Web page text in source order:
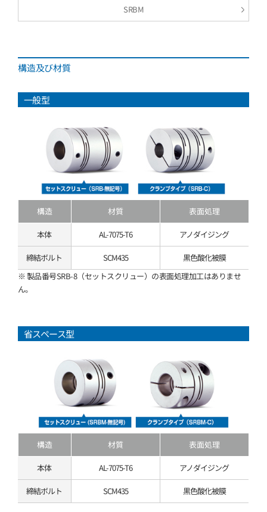
SRBM
構造及び材質
一般型
構造 材質 表面処理
本体 AL-7075-T6 アノダイジング
締結ボルト SCM435
黒色酸化被膜
※ 製品番号SRB-8（セットスクリュー）の表面処理加工はありませ
ん。
省スペース型
構造 材質 表面処理
本体 AL-7075-T6 アノダイジング
締結ボルト SCM435 黒色酸化被膜